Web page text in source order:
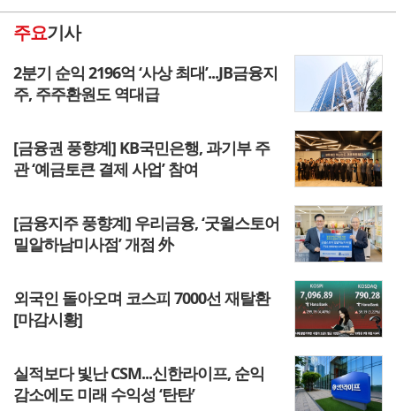
주요기사
2분기 순익 2196억 ‘사상 최대’...JB금융지
주, 주주환원도 역대급
[금융권 풍향계] KB국민은행, 과기부 주
관 ‘예금토큰 결제 사업’ 참여
[금융지주 풍향계] 우리금융, ‘굿윌스토어
밀알하남미사점’ 개점 外
외국인 돌아오며 코스피 7000선 재탈환
[마감시황]
실적보다 빛난 CSM...신한라이프, 순익
감소에도 미래 수익성 ‘탄탄’